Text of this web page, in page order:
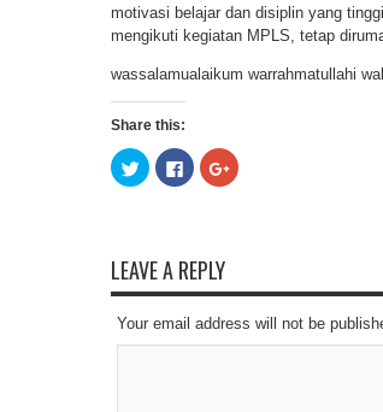
motivasi belajar dan disiplin yang
mengikuti kegiatan MPLS, tetap
wassalamualaikum warrahmatullahi
Share this:
Click
to
share
new
window)
Click
to
share
new
window)
Click
to
LEAVE A REPLY
Your email address will not be